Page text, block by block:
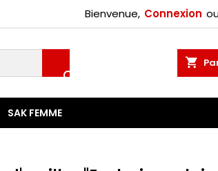
Bienvenue, Connexion
shopping_cart

SAK FEMME
×
wish list.